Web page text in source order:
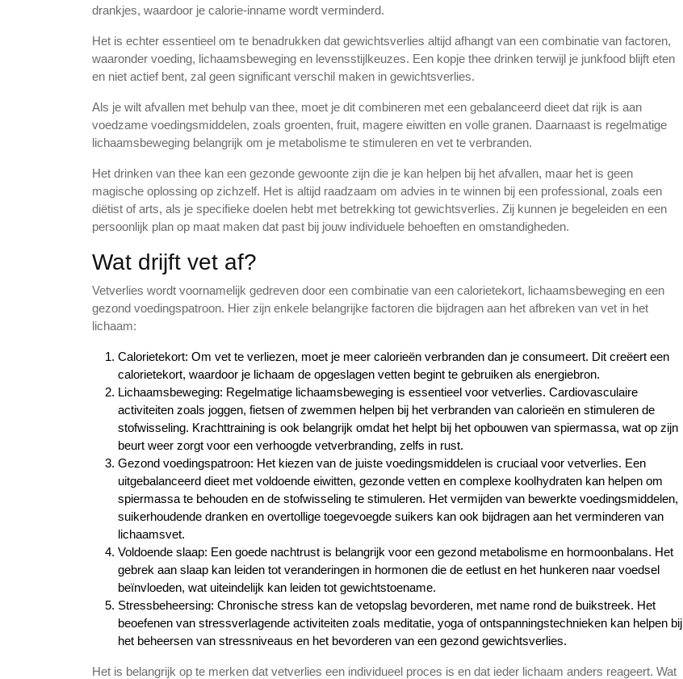
drankjes, waardoor je calorie-inname wordt verminderd.
Het is echter essentieel om te benadrukken dat gewichtsverlies altijd afhangt van een combinatie van factoren,
waaronder voeding, lichaamsbeweging en levensstijlkeuzes. Een kopje thee drinken terwijl je junkfood blijft eten
en niet actief bent, zal geen significant verschil maken in gewichtsverlies.
Als je wilt afvallen met behulp van thee, moet je dit combineren met een gebalanceerd dieet dat rijk is aan
voedzame voedingsmiddelen, zoals groenten, fruit, magere eiwitten en volle granen. Daarnaast is regelmatige
lichaamsbeweging belangrijk om je metabolisme te stimuleren en vet te verbranden.
Het drinken van thee kan een gezonde gewoonte zijn die je kan helpen bij het afvallen, maar het is geen
magische oplossing op zichzelf. Het is altijd raadzaam om advies in te winnen bij een professional, zoals een
diëtist of arts, als je specifieke doelen hebt met betrekking tot gewichtsverlies. Zij kunnen je begeleiden en een
persoonlijk plan op maat maken dat past bij jouw individuele behoeften en omstandigheden.
Wat drijft vet af?
Vetverlies wordt voornamelijk gedreven door een combinatie van een calorietekort, lichaamsbeweging en een
gezond voedingspatroon. Hier zijn enkele belangrijke factoren die bijdragen aan het afbreken van vet in het
lichaam:
Calorietekort: Om vet te verliezen, moet je meer calorieën verbranden dan je consumeert. Dit creëert een
calorietekort, waardoor je lichaam de opgeslagen vetten begint te gebruiken als energiebron.
Lichaamsbeweging: Regelmatige lichaamsbeweging is essentieel voor vetverlies. Cardiovasculaire
activiteiten zoals joggen, fietsen of zwemmen helpen bij het verbranden van calorieën en stimuleren de
stofwisseling. Krachttraining is ook belangrijk omdat het helpt bij het opbouwen van spiermassa, wat op zijn
beurt weer zorgt voor een verhoogde vetverbranding, zelfs in rust.
Gezond voedingspatroon: Het kiezen van de juiste voedingsmiddelen is cruciaal voor vetverlies. Een
uitgebalanceerd dieet met voldoende eiwitten, gezonde vetten en complexe koolhydraten kan helpen om
spiermassa te behouden en de stofwisseling te stimuleren. Het vermijden van bewerkte voedingsmiddelen,
suikerhoudende dranken en overtollige toegevoegde suikers kan ook bijdragen aan het verminderen van
lichaamsvet.
Voldoende slaap: Een goede nachtrust is belangrijk voor een gezond metabolisme en hormoonbalans. Het
gebrek aan slaap kan leiden tot veranderingen in hormonen die de eetlust en het hunkeren naar voedsel
beïnvloeden, wat uiteindelijk kan leiden tot gewichtstoename.
Stressbeheersing: Chronische stress kan de vetopslag bevorderen, met name rond de buikstreek. Het
beoefenen van stressverlagende activiteiten zoals meditatie, yoga of ontspanningstechnieken kan helpen bij
het beheersen van stressniveaus en het bevorderen van een gezond gewichtsverlies.
Het is belangrijk op te merken dat vetverlies een individueel proces is en dat ieder lichaam anders reageert. Wat